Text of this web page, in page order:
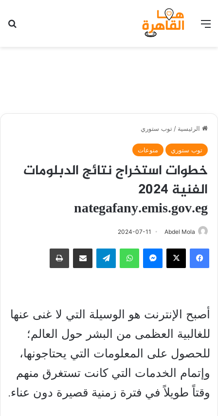
القائمة
الرئيسية / توب ستوري
توب ستوري منوعات
خطوات استخراج نتائج الدبلومات
الفنية 2024
nategafany.emis.gov.eg
Abdel Mola
2024-07-11
فيسبوك ‫X ماسنجر واتساب تيلقرام مشاركة عبر البريد طباعة
أصبح الإنترنت هو الوسيلة التي لا غنى عنها
للغالبية العظمى من البشر حول العالم؛
للحصول على المعلومات التي يحتاجونها،
وإتمام الخدمات التي كانت تستغرق منهم
وقتاً طويلاً في فترة زمنية قصيرة دون عناء.